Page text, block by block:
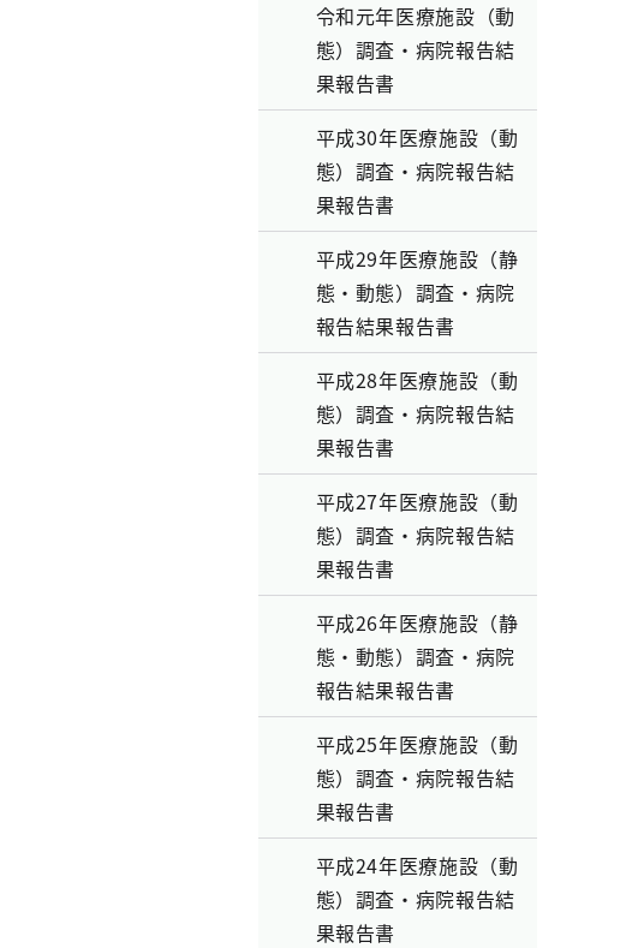
令和元年医療施設（動
態）調査・病院報告結
果報告書
平成30年医療施設（動
態）調査・病院報告結
果報告書
平成29年医療施設（静
態・動態）調査・病院
報告結果報告書
平成28年医療施設（動
態）調査・病院報告結
果報告書
平成27年医療施設（動
態）調査・病院報告結
果報告書
平成26年医療施設（静
態・動態）調査・病院
報告結果報告書
平成25年医療施設（動
態）調査・病院報告結
果報告書
平成24年医療施設（動
態）調査・病院報告結
果報告書